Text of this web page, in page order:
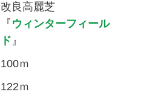
改良高麗芝
『 ウィンターフィール
ド』
100ｍ
122ｍ